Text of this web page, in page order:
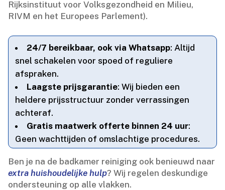
Rijksinstituut voor Volksgezondheid en Milieu,
RIVM en het Europees Parlement).​
24/7 bereikbaar, ook via Whatsapp: Altijd
snel schakelen voor spoed of reguliere
afspraken.​
Laagste prijsgarantie: Wij bieden een
heldere prijsstructuur zonder verrassingen
achteraf.​
Gratis maatwerk offerte binnen 24 uur:
Geen wachttijden of omslachtige procedures.​
Ben je na de badkamer reiniging ook benieuwd naar
extra huishoudelijke hulp? Wij regelen deskundige
ondersteuning op alle vlakken.​